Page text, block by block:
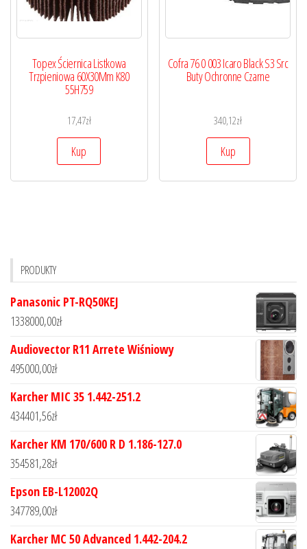
Topex Ściernica Listkowa
Trzpieniowa 60X30Mm K80
55H759
17,47zł
Kup
Cofra 76 0 003 Icaro Black S3 Src
Buty Ochronne Czarne
340,12zł
Kup
PRODUKTY
Panasonic PT-RQ50KEJ
1338000,00zł
Audiovector R11 Arrete Wiśniowy
495000,00zł
Karcher MIC 35 1.442-251.2
434401,56zł
Karcher KM 170/600 R D 1.186-127.0
354581,28zł
Epson EB-L12002Q
347789,00zł
Karcher MC 50 Advanced 1.442-204.2